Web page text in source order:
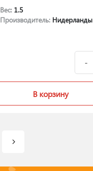
Вес: 1.5
Производитель: Нидерланды
В корзину